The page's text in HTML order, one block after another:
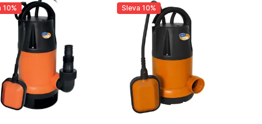
10% Sleva 10%